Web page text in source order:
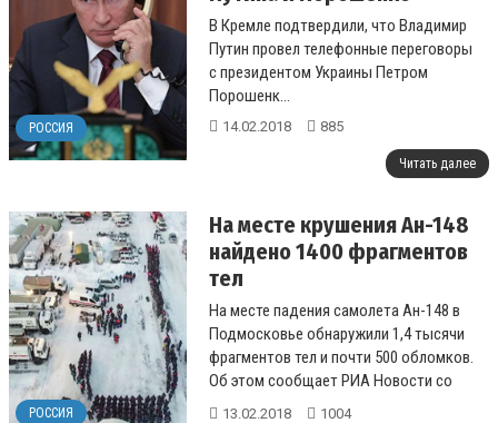
РОССИЯ
В Кремле подтвердили, что Владимир
Путин провел телефонные переговоры
с президентом Украины Петром
Порошенк...
14.02.2018 885
Читать далее
РОССИЯ
На месте крушения Ан-148
найдено 1400 фрагментов
тел
На месте падения самолета Ан-148 в
Подмосковье обнаружили 1,4 тысячи
фрагментов тел и почти 500 обломков.
Об этом сообщает РИА Новости со
ссылкой на представителя
13.02.2018 1004